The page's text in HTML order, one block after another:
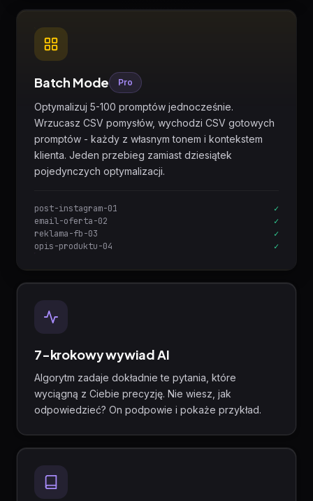
Batch Mode Pro
Optymalizuj 5-100 promptów jednocześnie.
Wrzucasz CSV pomysłów, wychodzi CSV gotowych
promptów - każdy z własnym tonem i kontekstem
klienta. Jeden przebieg zamiast dziesiątek
pojedynczych optymalizacji.
post-instagram-01
✓
email-oferta-02
✓
reklama-fb-03
✓
opis-produktu-04
✓
7-krokowy wywiad AI
Algorytm zadaje dokładnie te pytania, które
wyciągną z Ciebie precyzję. Nie wiesz, jak
odpowiedzieć? On podpowie i pokaże przykład.